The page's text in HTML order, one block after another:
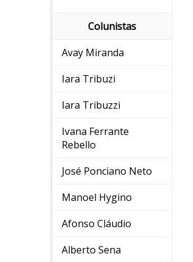
Colunistas
Avay Miranda
Iara Tribuzi
Iara Tribuzzi
Ivana Ferrante
Rebello
José Ponciano Neto
Manoel Hygino
Afonso Cláudio
Alberto Sena